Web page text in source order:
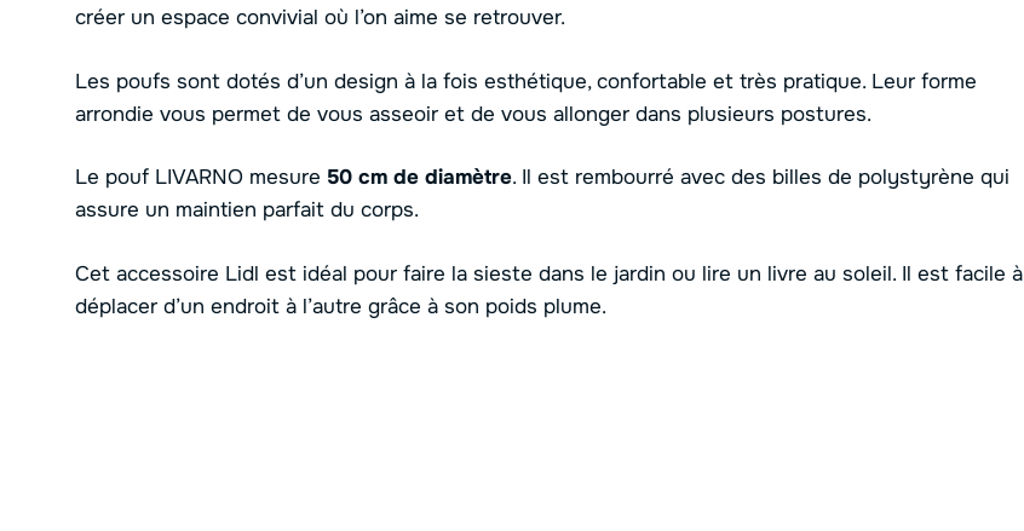
créer un espace convivial où l’on aime se retrouver.
Les poufs sont dotés d’un design à la fois esthétique, confortable et très pratique. Leur forme
arrondie vous permet de vous asseoir et de vous allonger dans plusieurs postures.
Le pouf LIVARNO mesure 50 cm de diamètre. Il est rembourré avec des billes de polystyrène qui
assure un maintien parfait du corps.
Cet accessoire Lidl est idéal pour faire la sieste dans le jardin ou lire un livre au soleil. Il est facile à
déplacer d’un endroit à l’autre grâce à son poids plume.